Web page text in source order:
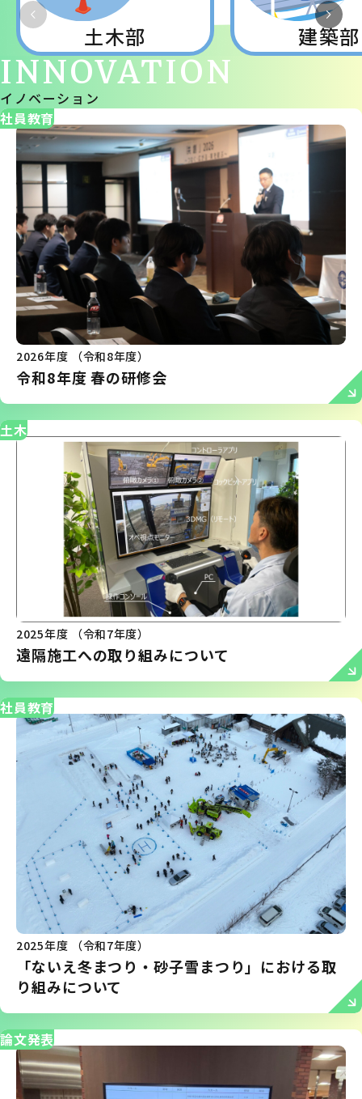
土木部 建築部
イノベーション
INNOVATION
社員教育
2026年度 （令和8年度）
令和8年度 春の研修会
土木
2025年度 （令和7年度）
遠隔施工への取り組みについて
社員教育
2025年度 （令和7年度）
「ないえ冬まつり・砂子雪まつり」における取
り組みについて
論文発表